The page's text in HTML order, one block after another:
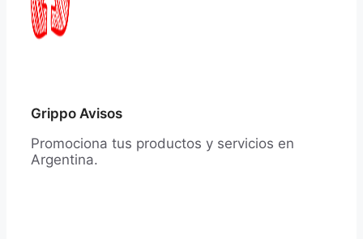
Grippo Avisos
Promociona tus productos y servicios en
Argentina.